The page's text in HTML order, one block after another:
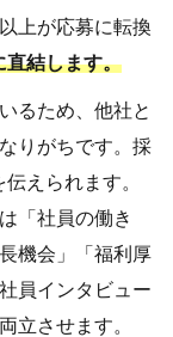
上が応募に転換
直結します。
るため、他社と
りがちです。採
えられます。
「社員の働き
機会」「福利厚
員インタビュー
立させます。